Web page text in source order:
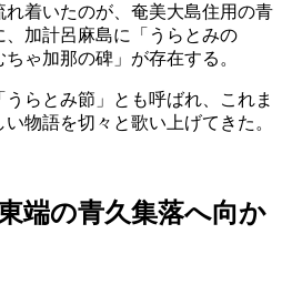
着いたのが、奄美大島住用の青
加計呂麻島に「うらとみの
ゃ加那の碑」が存在する。
うらとみ節」とも呼ばれ、これま
物語を切々と歌い上げてきた。
端の青久集落へ向か